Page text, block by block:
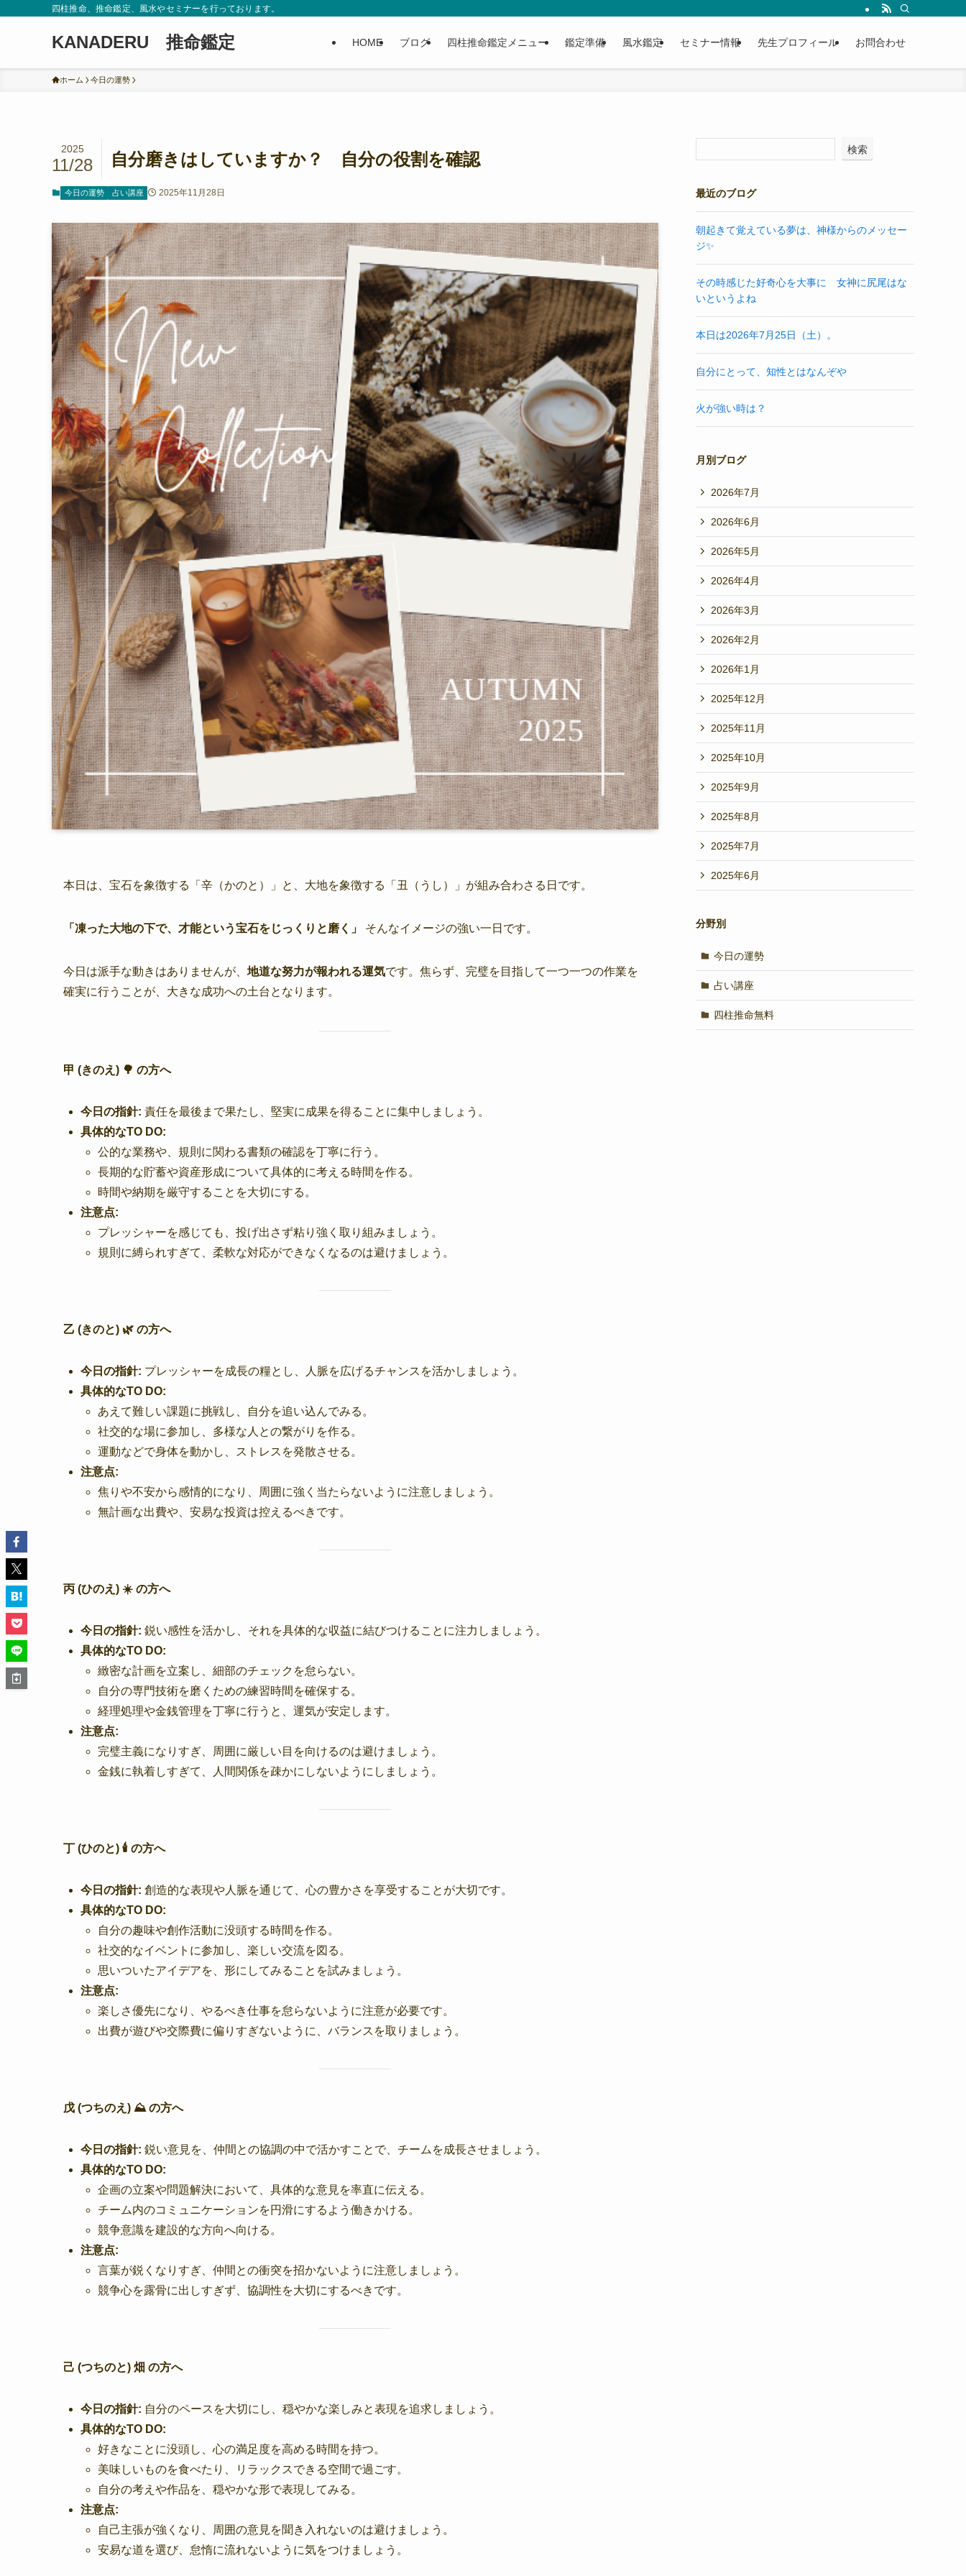
四柱推命、推命鑑定、風水やセミナーを行っております。
KANADERU 推命鑑定 HOME ブログ 四柱推命鑑定メニュー 鑑定準備 風水鑑定 セミナー情報 先生プロフィール お問合わせ
ホーム 今日の運勢
自分磨きはしていますか？ 自分の役割を確認
2025
11/28
今日の運勢 占い講座 2025年11月28日
本日は、宝石を象徴する「辛（かのと）」と、大地を象徴する「丑（うし）」が組み合わさる日です。
「凍った大地の下で、才能という宝石をじっくりと磨く」 そんなイメージの強い一日です。
今日は派手な動きはありませんが、 地道な努力が報われる運気です。焦らず、完璧を目指して一つ一つの作業を
確実に行うことが、大きな成功への土台となります。
甲 (きのえ) 🌳 の方へ
今日の指針: 責任を最後まで果たし、堅実に成果を得ることに集中しましょう。
具体的なTO DO:
公的な業務や、規則に関わる書類の確認を丁寧に行う。
長期的な貯蓄や資産形成について具体的に考える時間を作る。
時間や納期を厳守することを大切にする。
注意点:
プレッシャーを感じても、投げ出さず粘り強く取り組みましょう。
規則に縛られすぎて、柔軟な対応ができなくなるのは避けましょう。
乙 (きのと) 🌿 の方へ
今日の指針: プレッシャーを成長の糧とし、人脈を広げるチャンスを活かしましょう。
具体的なTO DO:
あえて難しい課題に挑戦し、自分を追い込んでみる。
社交的な場に参加し、多様な人との繋がりを作る。
運動などで身体を動かし、ストレスを発散させる。
注意点:
焦りや不安から感情的になり、周囲に強く当たらないように注意しましょう。
無計画な出費や、安易な投資は控えるべきです。
丙 (ひのえ) ☀️ の方へ
今日の指針: 鋭い感性を活かし、それを具体的な収益に結びつけることに注力しましょう。
具体的なTO DO:
緻密な計画を立案し、細部のチェックを怠らない。
自分の専門技術を磨くための練習時間を確保する。
経理処理や金銭管理を丁寧に行うと、運気が安定します。
注意点:
完璧主義になりすぎ、周囲に厳しい目を向けるのは避けましょう。
金銭に執着しすぎて、人間関係を疎かにしないようにしましょう。
丁 (ひのと) 🕯️ の方へ
今日の指針: 創造的な表現や人脈を通じて、心の豊かさを享受することが大切です。
具体的なTO DO:
自分の趣味や創作活動に没頭する時間を作る。
社交的なイベントに参加し、楽しい交流を図る。
思いついたアイデアを、形にしてみることを試みましょう。
注意点:
楽しさ優先になり、やるべき仕事を怠らないように注意が必要です。
出費が遊びや交際費に偏りすぎないように、バランスを取りましょう。
戊 (つちのえ) ⛰️ の方へ
今日の指針: 鋭い意見を、仲間との協調の中で活かすことで、チームを成長させましょう。
具体的なTO DO:
企画の立案や問題解決において、具体的な意見を率直に伝える。
チーム内のコミュニケーションを円滑にするよう働きかける。
競争意識を建設的な方向へ向ける。
注意点:
言葉が鋭くなりすぎ、仲間との衝突を招かないように注意しましょう。
競争心を露骨に出しすぎず、協調性を大切にするべきです。
己 (つちのと) 畑 の方へ
今日の指針: 自分のペースを大切にし、穏やかな楽しみと表現を追求しましょう。
具体的なTO DO:
好きなことに没頭し、心の満足度を高める時間を持つ。
美味しいものを食べたり、リラックスできる空間で過ごす。
自分の考えや作品を、穏やかな形で表現してみる。
注意点:
自己主張が強くなり、周囲の意見を聞き入れないのは避けましょう。
安易な道を選び、怠惰に流れないように気をつけましょう。
検索
最近のブログ
朝起きて覚えている夢は、神様からのメッセー
ジ✨
その時感じた好奇心を大事に 女神に尻尾はな
いというよね
本日は2026年7月25日（土）。
自分にとって、知性とはなんぞや
火が強い時は？
月別ブログ
2026年7月
2026年6月
2026年5月
2026年4月
2026年3月
2026年2月
2026年1月
2025年12月
2025年11月
2025年10月
2025年9月
2025年8月
2025年7月
2025年6月
分野別
今日の運勢
占い講座
四柱推命無料